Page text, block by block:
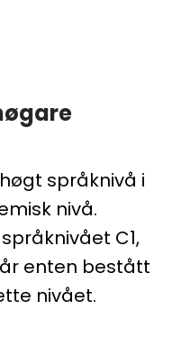
språknivå i
nivå.
C1,
enten bestått
nivået.